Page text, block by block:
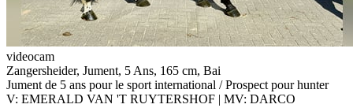
videocam
Zangersheider, Jument, 5 Ans, 165 cm, Bai
Jument de 5 ans pour le sport international / Prospect pour hunter
V: EMERALD VAN 'T RUYTERSHOF | MV: DARCO